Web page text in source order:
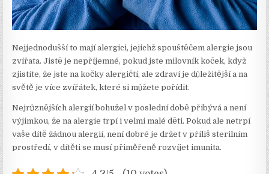
Nejjednodušší to mají alergici, jejichž spouštěčem alergie jsou
zvířata. Jistě je nepříjemné, pokud jste milovník koček, když
zjistíte, že jste na kočky alergičtí, ale zdraví je důležitější a na
světě je více zvířátek, které si můžete pořídit.
Nejrůznějších alergií bohužel v poslední době přibývá a není
výjimkou, že na alergie trpí i velmi malé děti. Pokud ale netrpí
vaše dítě žádnou alergií, není dobré je držet v příliš sterilním
prostředí, v dítěti se musí přiměřeně rozvíjet imunita.